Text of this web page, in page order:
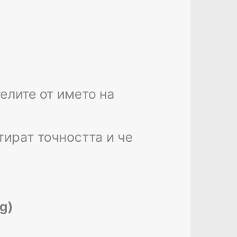
от името на
точността и че